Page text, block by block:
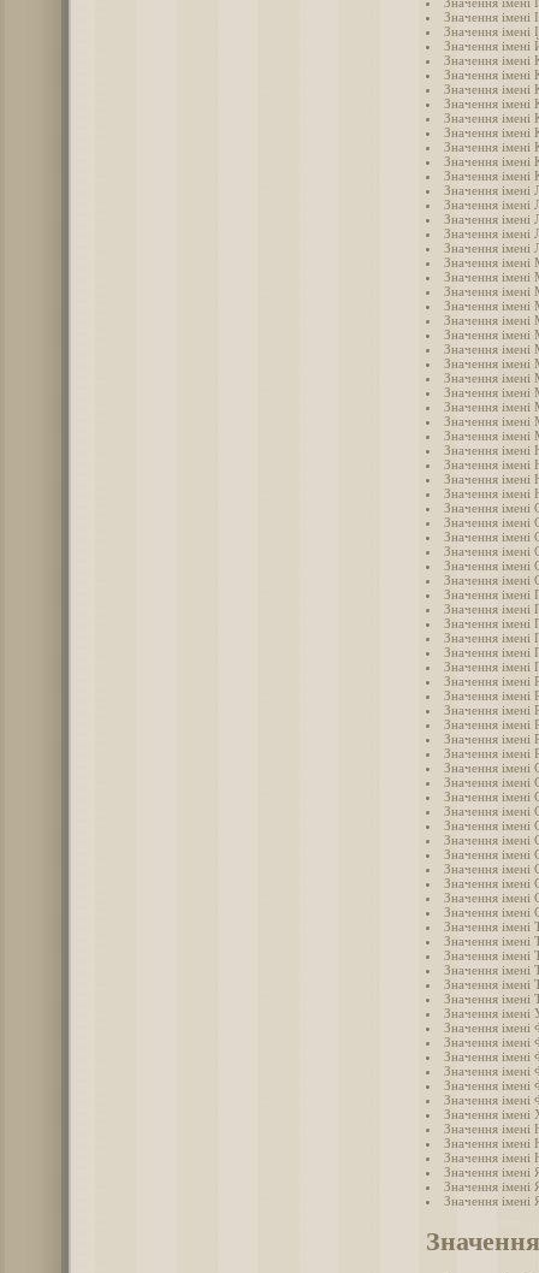
Значення імені
Значення імені
Значення імені
Значення імені
Значення імені
Значення імені
Значення імені
Значення імені
Значення імені
Значення імені
Значення імені
Значення імені
Значення імені
Значення імені
Значення імені
Значення імені
Значення імені
Значення імені
Значення імені
Значення імені
Значення імені
Значення імені
Значення імені
Значення імені
Значення імені
Значення
Значення
Значення імені
Значення імені
Значення імені
Значення імені
Значення імені
Значення імені
Значення імені
Значення імені
Значення імені
Значення імені
Значення імені
Значення імені
Значення імені
Значення імені
Значення імені
Значення імені
Значення імені
Значення імені
Значення імені
Значення імені
Значення імені
Значення імені
Значення імені
Значення імені
Значення імені
Значення імені
Значення імені
Значення імені
Значення імені
Значення імені
Значення імені
Значення імені
Значення імені
Значення імені
Значення імені
Значення імені
Значення імені
Значення імені
Значення імені
Значення імені
Значення імені
Значення імені
Значення імені
Значення імені
Значення імені
Значення імені
Значення імені
Значення імені
Значення імені
Значення імені
Значення імені
Значення імені
Значення імені
Значення
Значення імені
Значення імені
Значення імені